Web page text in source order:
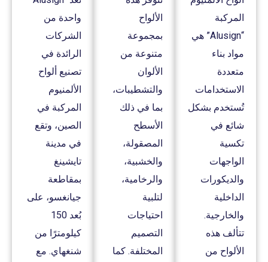
المركبة
“Alusign” هي
مواد بناء
متعددة
الاستخدامات
تُستخدم بشكل
شائع في
تكسية
الواجهات
والديكورات
الداخلية
والخارجية.
تتألف هذه
الألواح من
الألواح
بمجموعة
متنوعة من
الألوان
والتشطيبات،
بما في ذلك
الأسطح
المصقولة،
والخشبية،
والرخامية،
لتلبية
احتياجات
التصميم
المختلفة. كما
واحدة من
الشركات
الرائدة في
تصنيع ألواح
الألمنيوم
المركبة في
الصين، وتقع
في مدينة
تايشينغ
بمقاطعة
جيانغسو، على
بُعد 150
كيلومترًا من
شنغهاي. مع